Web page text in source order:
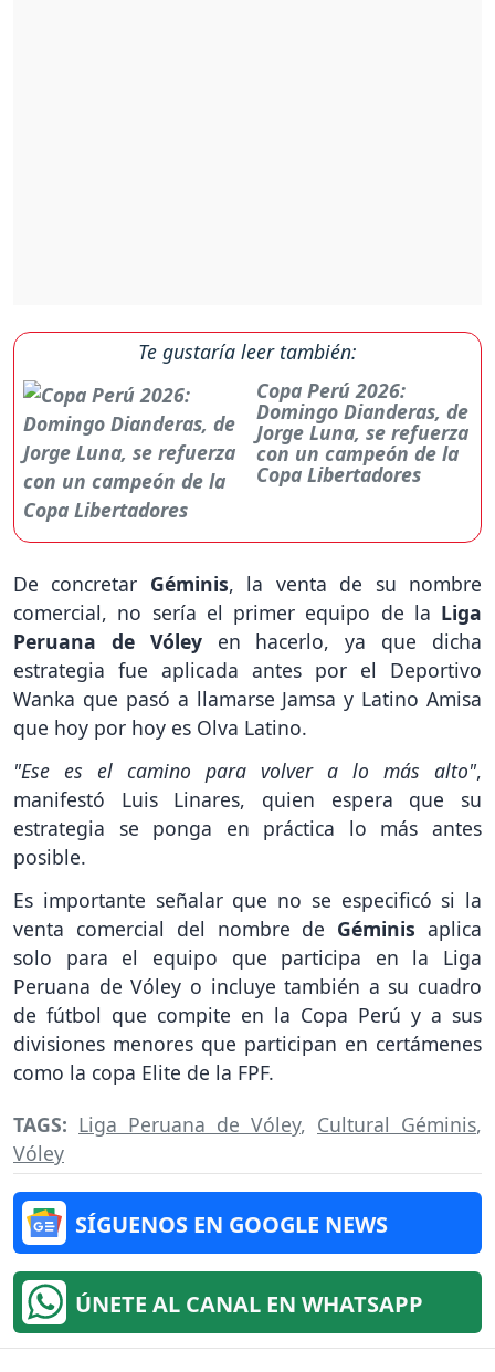
Te gustaría leer también:
Copa Perú 2026:
Domingo Dianderas, de
Jorge Luna, se refuerza
con un campeón de la
Copa Libertadores
De concretar Géminis, la venta de su nombre
comercial, no sería el primer equipo de la Liga
Peruana de Vóleyen hacerlo, ya que dicha
estrategia fue aplicada antes por el Deportivo
Wanka que pasó a llamarse Jamsa y Latino Amisa
que hoy por hoy es Olva Latino.
"Ese es el camino para volver a lo más alto",
manifestó Luis Linares, quien espera que su
estrategia se ponga en práctica lo más antes
posible.
Es importante señalar que no se especificó si la
venta comercial del nombre de Géminisaplica
solo para el equipo que participa en la Liga
Peruana de Vóley o incluye también a su cuadro
de fútbol que compite en la Copa Perú y a sus
divisiones menores que participan en certámenes
como la copa Elite de la FPF.
TAGS: Liga Peruana de Vóley, Cultural Géminis,
Vóley
SÍGUENOS EN GOOGLE NEWS
ÚNETE AL CANAL EN WHATSAPP